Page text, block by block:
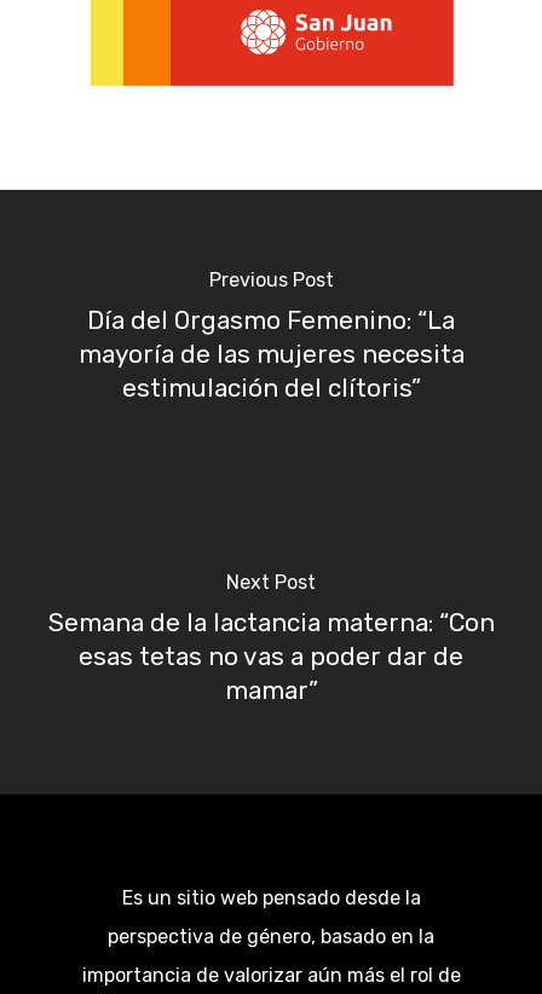
Previous Post
Día del Orgasmo Femenino: “La
mayoría de las mujeres necesita
estimulación del clítoris”
Next Post
Semana de la lactancia materna: “Con
esas tetas no vas a poder dar de
mamar”
Es un sitio web pensado desde la
perspectiva de género, basado en la
importancia de valorizar aún más el rol de